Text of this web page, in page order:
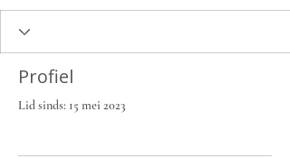
Profiel
Lid sinds: 15 mei 2023